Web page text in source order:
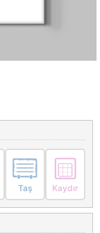
Taş Kaydır